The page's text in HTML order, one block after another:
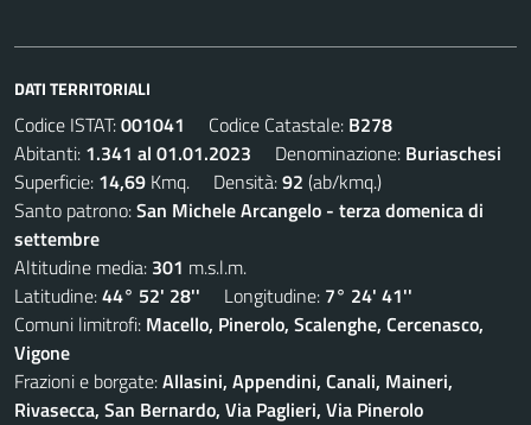
DATI TERRITORIALI
Codice ISTAT:001041 Codice Catastale: B278
Abitanti: 1.341 al 01.01.2023 Denominazione: Buriaschesi
Superficie: 14,69 Kmq. Densità:92 (ab/kmq.)
Santo patrono:San Michele Arcangelo - terza domenica di
settembre
Altitudine media: 301 m.s.l.m.
Latitudine:44° 52' 28'' Longitudine: 7° 24' 41''
Comuni limitrofi: Macello, Pinerolo, Scalenghe, Cercenasco,
Vigone
Frazioni e borgate:Allasini, Appendini, Canali, Maineri,
Rivasecca, San Bernardo, Via Paglieri, Via Pinerolo